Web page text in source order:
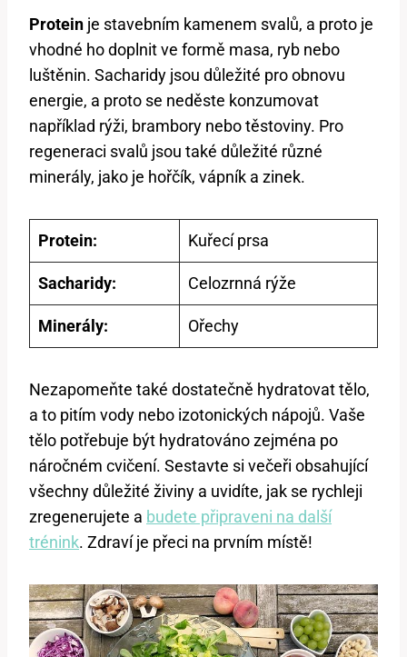
Protein je stavebním kamenem svalů, a proto je
vhodné ho doplnit ve formě masa, ryb nebo
luštěnin. Sacharidy jsou důležité pro obnovu
energie, a proto se neděste konzumovat
například rýži, brambory nebo těstoviny. Pro
regeneraci svalů jsou také důležité různé
minerály, jako je hořčík, vápník a zinek.
Protein: Kuřecí prsa
Sacharidy: Celozrnná rýže
Minerály: Ořechy
Nezapomeňte také dostatečně hydratovat tělo,
a to pitím vody nebo izotonických nápojů. Vaše
tělo potřebuje být hydratováno zejména po
náročném cvičení. Sestavte si večeři obsahující
všechny důležité živiny a uvidíte, jak se rychleji
zregenerujete a budete připraveni na další
trénink. Zdraví je přeci na prvním místě!